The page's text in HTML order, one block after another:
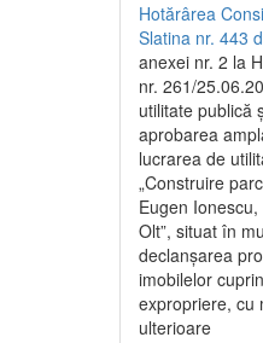
Hotărârea
Slatina nr. 443
anexei nr. 2 la
nr. 261/
utilitate publică
aprobarea
lucrarea de
„Construire
Eugen
Olt”, situat în
declanşarea
imobilelor
expropriere, cu
ulterioare